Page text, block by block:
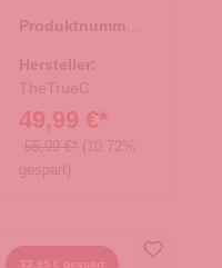
dark petrol
Produktnummer:
Hersteller:
TheTrueC
49,99 €*
55,99 €* (10.72%
gespart)
33,95 € gespart